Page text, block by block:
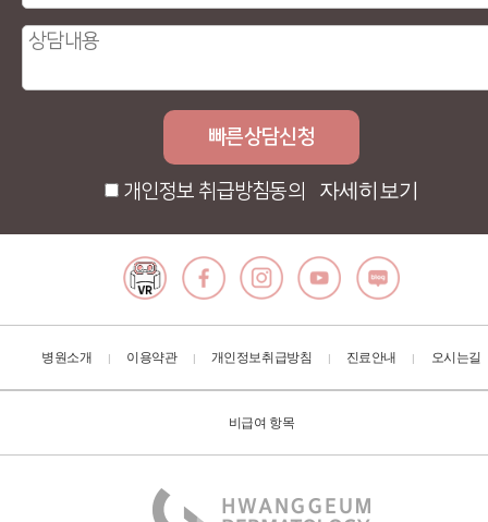
개인정보 취급방침동의 자세히보기
병원소개 | 이용약관 | 개인정보취급방침 | 진료안내 | 오시는길
비급여 항목